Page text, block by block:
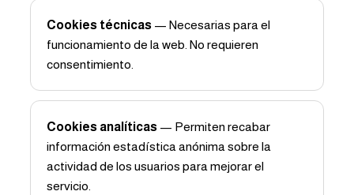
Cookies técnicas — Necesarias para el
funcionamiento de la web. No requieren
consentimiento.
Cookies analíticas — Permiten recabar
información estadística anónima sobre la
actividad de los usuarios para mejorar el
servicio.